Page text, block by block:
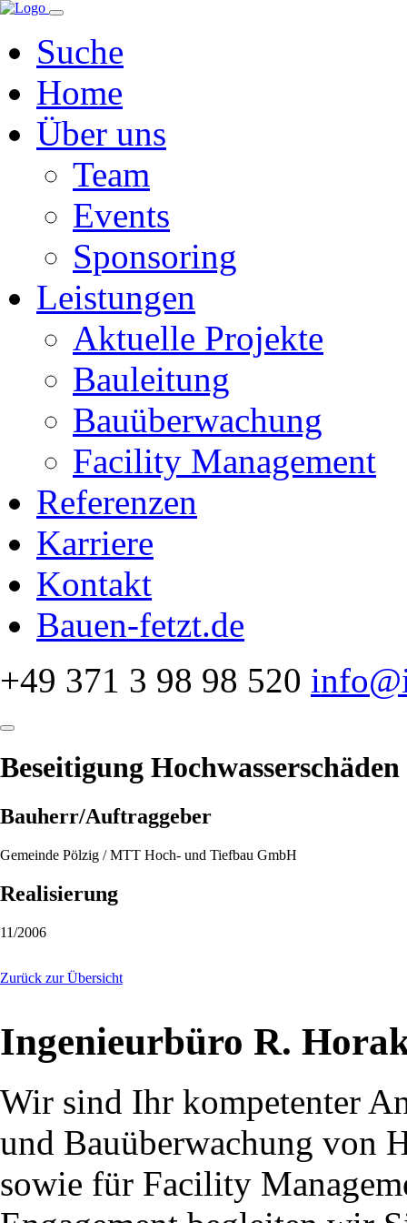
Navigation
Suche
Home
Über uns
Team
Events
Sponsoring
Leistungen
Aktuelle Projekte
Bauleitung
Bauüberwachung
Facility Management
Referenzen
Karriere
Kontakt
Bauen-fetzt.de
+49 371 3 98 98 520
Beseitigung
Bauherr/Auftraggeber
Gemeinde Pölzig / MTT Hoch- und Tiefbau GmbH
Realisierung
11/2006
Zurück zur Übersicht
Ingenieurbüro R.
Wir sind Ihr kompetenter
und Bauüberwachung von
sowie für Facility